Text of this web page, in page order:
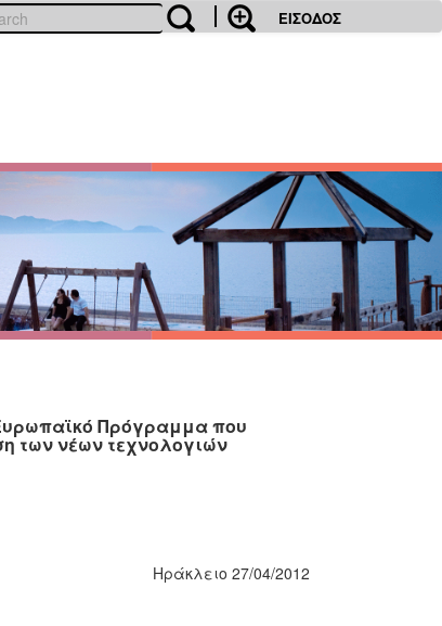
ΕΙΣΟΔΟΣ
Πρόγραμμα που
των νέων τεχνολογιών
Ηράκλειο 27/04/2012